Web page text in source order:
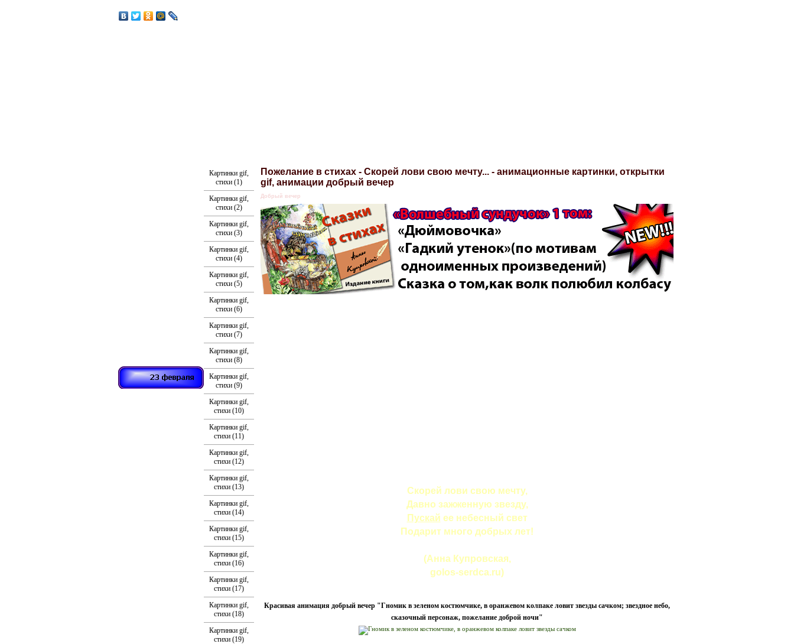
Картинки gif,
стихи (1)
Картинки gif,
стихи (2)
Картинки gif,
стихи (3)
Картинки gif,
стихи (4)
Картинки gif,
стихи (5)
Картинки gif,
стихи (6)
Картинки gif,
стихи (7)
Картинки gif,
стихи (8)
Картинки gif,
стихи (9)
Картинки gif,
стихи (10)
Картинки gif,
стихи (11)
Картинки gif,
стихи (12)
Картинки gif,
стихи (13)
Картинки gif,
стихи (14)
Картинки gif,
стихи (15)
Картинки gif,
стихи (16)
Картинки gif,
стихи (17)
Картинки gif,
стихи (18)
Картинки gif,
стихи (19)
Пожелание в стихах - Скорей лови свою мечту... - анимационные картинки, открытки
gif, анимации добрый вечер
Добрый вечер
Скорей лови свою мечту,
Давно зажженную звезду,
Пускай ее небесный свет
Подарит много добрых лет!
(Анна Купровская,
golos-serdca.ru)
Красивая анимация добрый вечер "Гномик в зеленом костюмчике, в оранжевом колпаке ловит звезды сачком; звездное небо,
сказочный персонаж, пожелание доброй ночи"